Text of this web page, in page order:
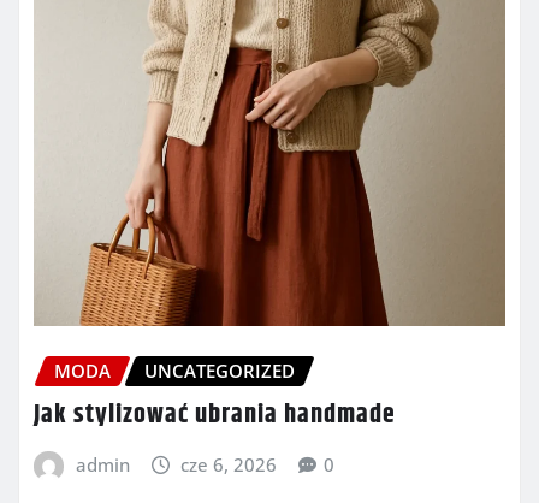
MODA UNCATEGORIZED
Jak stylizować ubrania handmade
admin cze 6, 2026 0